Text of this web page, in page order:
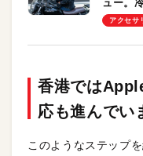
ュー。
シンプ
アクセサ
香港では
応も進んでい
このようなステップ